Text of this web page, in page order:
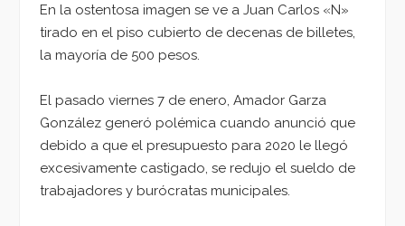
En la ostentosa imagen se ve a Juan Carlos «N»
tirado en el piso cubierto de decenas de billetes,
la mayoría de 500 pesos.
El pasado viernes 7 de enero, Amador Garza
González generó polémica cuando anunció que
debido a que el presupuesto para 2020 le llegó
excesivamente castigado, se redujo el sueldo de
trabajadores y burócratas municipales.